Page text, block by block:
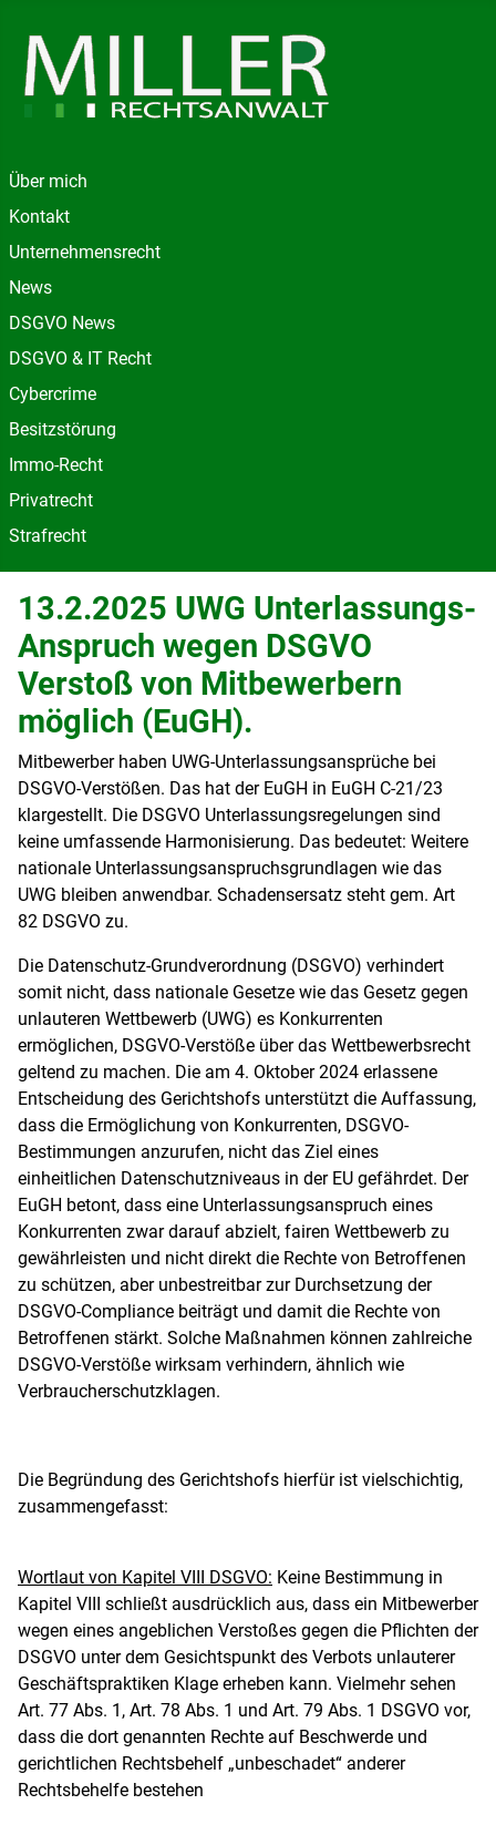
Über mich
Kontakt
Unternehmensrecht
News
DSGVO News
DSGVO & IT Recht
Cybercrime
Besitzstörung
Immo-Recht
Privatrecht
Strafrecht
13.2.2025 UWG Unterlassungs-
Anspruch wegen DSGVO
Verstoß von Mitbewerbern
möglich (EuGH).
Mitbewerber haben UWG-Unterlassungsansprüche bei
DSGVO-Verstößen. Das hat der EuGH in EuGH C‑21/23
klargestellt. Die DSGVO Unterlassungsregelungen sind
keine umfassende Harmonisierung. Das bedeutet: Weitere
nationale Unterlassungsanspruchsgrundlagen wie das
UWG bleiben anwendbar. Schadensersatz steht gem. Art
82 DSGVO zu.
Die Datenschutz-Grundverordnung (DSGVO) verhindert
somit nicht, dass nationale Gesetze wie das Gesetz gegen
unlauteren Wettbewerb (UWG) es Konkurrenten
ermöglichen, DSGVO-Verstöße über das Wettbewerbsrecht
geltend zu machen. Die am 4. Oktober 2024 erlassene
Entscheidung des Gerichtshofs unterstützt die Auffassung,
dass die Ermöglichung von Konkurrenten, DSGVO-
Bestimmungen anzurufen, nicht das Ziel eines
einheitlichen Datenschutzniveaus in der EU gefährdet. Der
EuGH betont, dass eine Unterlassungsanspruch eines
Konkurrenten zwar darauf abzielt, fairen Wettbewerb zu
gewährleisten und nicht direkt die Rechte von Betroffenen
zu schützen, aber unbestreitbar zur Durchsetzung der
DSGVO-Compliance beiträgt und damit die Rechte von
Betroffenen stärkt. Solche Maßnahmen können zahlreiche
DSGVO-Verstöße wirksam verhindern, ähnlich wie
Verbraucherschutzklagen.
Die Begründung des Gerichtshofs hierfür ist vielschichtig,
zusammengefasst:
Wortlaut von Kapitel VIII DSGVO: Keine Bestimmung in
Kapitel VIII schließt ausdrücklich aus, dass ein Mitbewerber
wegen eines angeblichen Verstoßes gegen die Pflichten der
DSGVO unter dem Gesichtspunkt des Verbots unlauterer
Geschäftspraktiken Klage erheben kann. Vielmehr sehen
Art. 77 Abs. 1, Art. 78 Abs. 1 und Art. 79 Abs. 1 DSGVO vor,
dass die dort genannten Rechte auf Beschwerde und
gerichtlichen Rechtsbehelf „unbeschadet“ anderer
Rechtsbehelfe bestehen